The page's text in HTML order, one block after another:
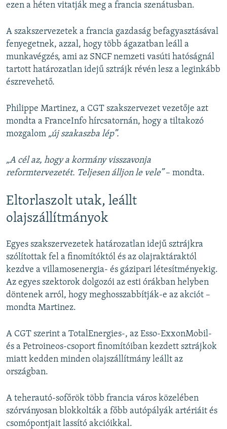
ezen a héten vitatják meg a francia szenátusban.
A szakszervezetek a francia gazdaság befagyasztásával
fenyegetnek, azzal, hogy több ágazatban leáll a
munkavégzés, ami az SNCF nemzeti vasúti hatóságnál
tartott határozatlan idejű sztrájk révén lesz a leginkább
észrevehető.
Philippe Martinez, a CGT szakszervezet vezetője azt
mondta a FranceInfo hírcsatornán, hogy a tiltakozó
mozgalom „új szakaszba lép”.
„A cél az, hogy a kormány visszavonja
reformtervezetét. Teljesen álljon le vele”– mondta.
Eltorlaszolt utak, leállt
olajszállítmányok
Egyes szakszervezetek határozatlan idejű sztrájkra
szólítottak fel a finomítóktól és az olajraktáraktól
kezdve a villamosenergia- és gázipari létesítményekig.
Az egyes szektorok dolgozói az esti órákban helyben
döntenek arról, hogy meghosszabbítják-e az akciót –
mondta Martinez.
A CGT szerint a TotalEnergies-, az Esso-ExxonMobil-
és a Petroineos-csoport finomítóiban kezdett sztrájkok
miatt kedden minden olajszállítmány leállt az
országban.
A teherautó-sofőrök több francia város közelében
szórványosan blokkolták a főbb autópályák artériáit és
csomópontjait lassító akcióikkal.